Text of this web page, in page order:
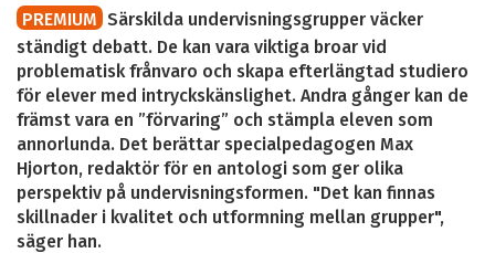
PREMIUM Särskilda undervisningsgrupper väcker
ständigt debatt. De kan vara viktiga broar vid
problematisk frånvaro och skapa efterlängtad studiero
för elever med intryckskänslighet. Andra gånger kan de
främst vara en ”förvaring” och stämpla eleven som
annorlunda. Det berättar specialpedagogen Max
Hjorton, redaktör för en antologi som ger olika
perspektiv på undervisningsformen. "Det kan finnas
skillnader i kvalitet och utformning mellan grupper",
säger han.